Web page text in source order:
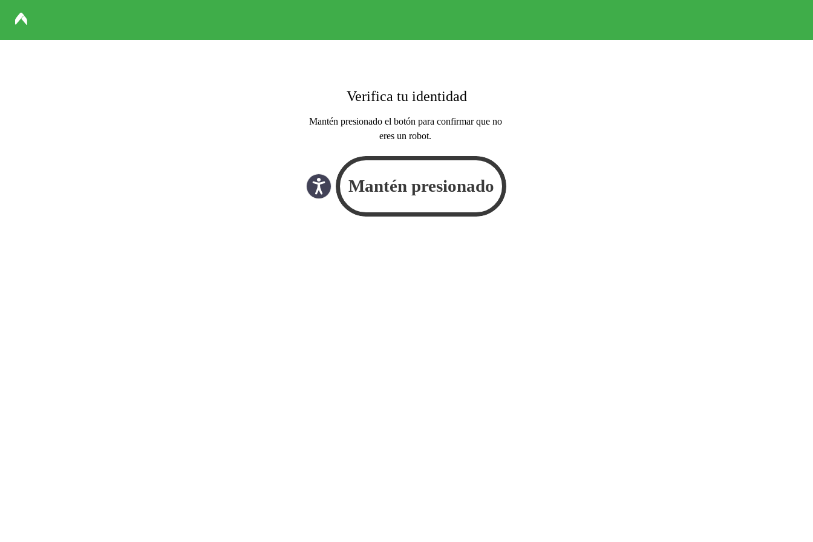
Verifica tu identidad
Mantén presionado el botón para confirmar que no
eres un robot.